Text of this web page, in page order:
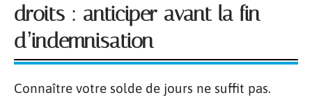
droits : anticiper avant la fin
d’indemnisation
Connaître votre solde de jours ne suffit pas.